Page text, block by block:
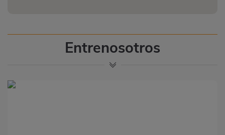
Entrenosotros